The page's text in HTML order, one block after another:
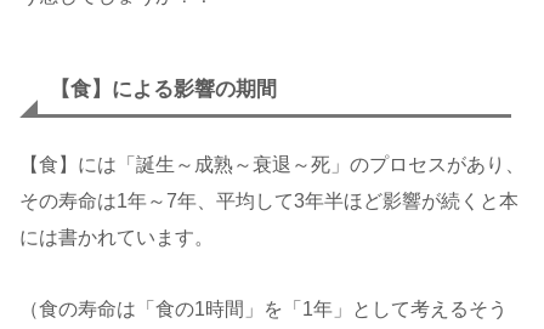
【食】による影響の期間
【食】には「誕生～成熟～衰退～死」のプロセスがあり、
その寿命は1年～7年、平均して3年半ほど影響が続くと本
には書かれています。
（食の寿命は「食の1時間」を「1年」として考えるそう